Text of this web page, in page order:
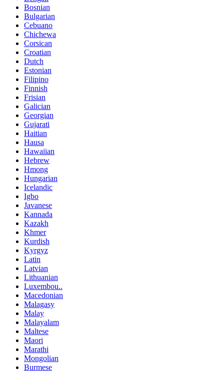
Bosnian
Bulgarian
Cebuano
Chichewa
Corsican
Croatian
Dutch
Estonian
Filipino
Finnish
Frisian
Galician
Georgian
Gujarati
Haitian
Hausa
Hawaiian
Hebrew
Hmong
Hungarian
Icelandic
Igbo
Javanese
Kannada
Kazakh
Khmer
Kurdish
Kyrgyz
Latin
Latvian
Lithuanian
Luxembou..
Macedonian
Malagasy
Malay
Malayalam
Maltese
Maori
Marathi
Mongolian
Burmese